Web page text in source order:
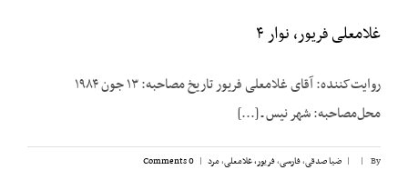
غلامعلی فریور، نوار ۴
روایت‌کننده: آقای غلامعلی فریور تاریخ مصاحبه: ۱۳ جون ۱۹۸۴
محل‌مصاحبه: شهر نیس ـ [...]
By
|
| ضیا صدقی,فارسی,فریور، غلامعلی,مرد |
0 Comments